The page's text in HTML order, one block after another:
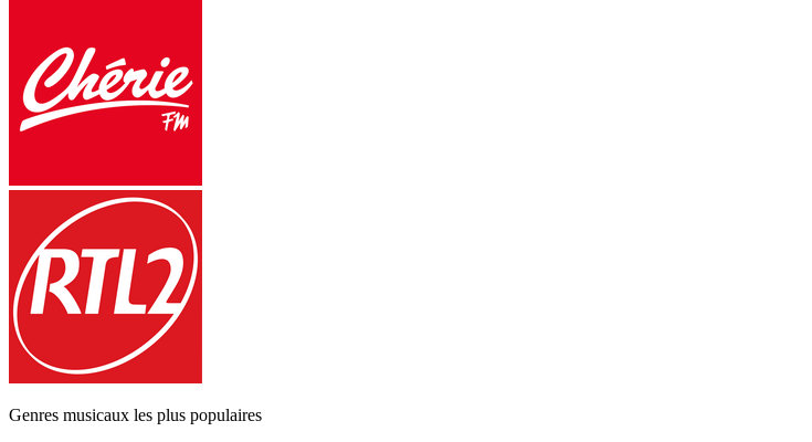
Genres musicaux les plus populaires